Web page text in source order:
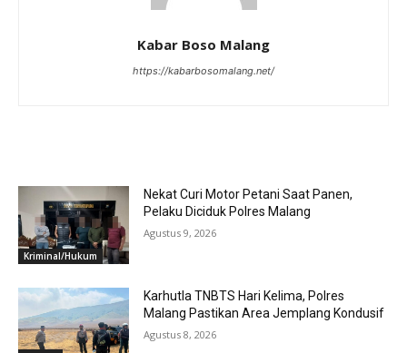
Kabar Boso Malang
https://kabarbosomalang.net/
Kriminal/Hukum
Nekat Curi Motor Petani Saat Panen,
Pelaku Diciduk Polres Malang
Agustus 9, 2026
Karhutla TNBTS Hari Kelima, Polres
Malang Pastikan Area Jemplang Kondusif
Agustus 8, 2026